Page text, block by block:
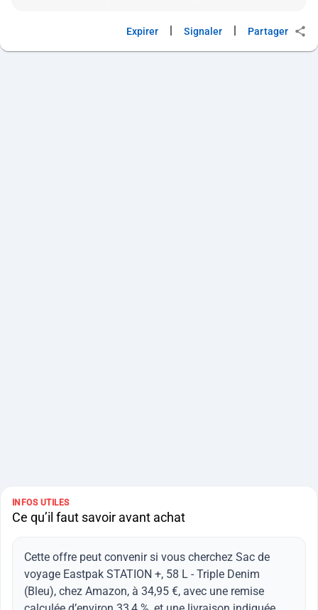
Expirer Signaler Partager
INFOS UTILES
Ce qu’il faut savoir avant achat
Cette offre peut convenir si vous cherchez Sac de
voyage Eastpak STATION +, 58 L - Triple Denim
(Bleu), chez Amazon, à 34,95 €, avec une remise